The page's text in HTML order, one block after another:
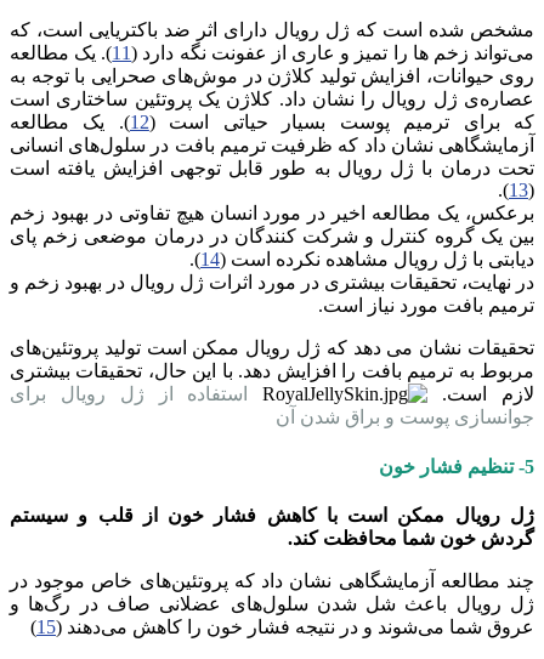
مشخص شده است که ژل رویال دارای اثر ضد باکتریایی است، که
می‌تواند زخم ها را تمیز و عاری از عفونت نگه دارد (11). یک مطالعه
روی حیوانات، افزایش تولید کلاژن در موش‌های صحرایی با توجه به
عصاره‌ی ژل رویال را نشان داد. کلاژن یک پروتئین ساختاری است
که برای ترمیم پوست بسیار حیاتی است (12). یک مطالعه
آزمایشگاهی نشان داد که ظرفیت ترمیم بافت در سلول‌های انسانی
تحت درمان با ژل رویال به طور قابل توجهی افزایش یافته است
(
13
).
برعکس، یک مطالعه اخیر در مورد انسان هیچ تفاوتی در بهبود زخم
بین یک گروه کنترل و شرکت کنندگان در درمان موضعی زخم پای
دیابتی با ژل رویال مشاهده نکرده است (14
).
در نهایت، تحقیقات بیشتری در مورد اثرات ژل رویال در بهبود زخم و
ترمیم بافت مورد نیاز است.
تحقیقات نشان می دهد که ژل رویال ممکن است تولید پروتئین‌های
مربوط به ترمیم بافت را افزایش دهد. با این حال، تحقیقات بیشتری
لازم است.
استفاده از ژل رویال برای
جوانسازی پوست و براق شدن آن
5- تنظیم فشار خون
ژل رویال ممکن است با کاهش فشار خون از قلب و سیستم
گردش خون شما محافظت کند.
چند مطالعه آزمایشگاهی نشان داد که پروتئین‌های خاص موجود در
ژل رویال باعث شل شدن سلول‌های عضلانی صاف در رگ‌ها و
عروق شما می‌شوند و در نتیجه فشار خون را کاهش می‌دهند (15
)